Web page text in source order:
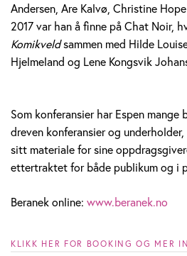
Andersen, Are Kalvø, Christine
2017 var han å finne på Chat Noir,
Komikveldsammen med Hilde
Hjelmeland og Lene Kongsvik
Som konferansier har Espen mange
dreven konferansier og
sitt materiale for sine
ettertraktet for både publikum og i
Beranek online: www.beranek.no
KLIKK HER FOR BOOKING OG MER